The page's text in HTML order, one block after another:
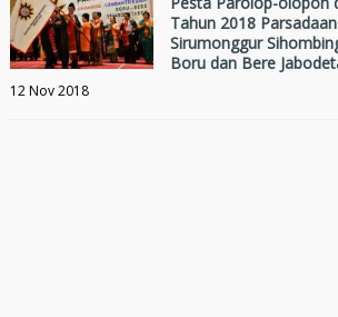
Tahun 2018
Sirumonggur
Boru dan Bere
12 Nov 2018